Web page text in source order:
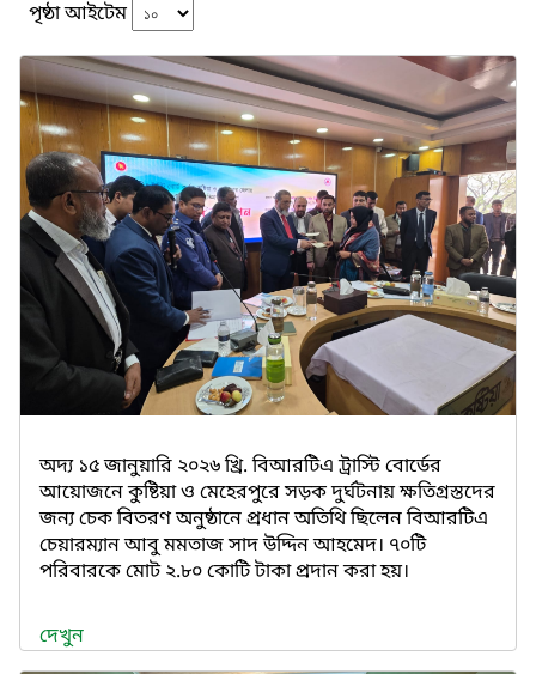
পৃষ্ঠা আইটেম
অদ্য ১৫ জানুয়ারি ২০২৬ খ্রি. বিআরটিএ ট্রাস্টি বোর্ডের
আয়োজনে কুষ্টিয়া ও মেহেরপুরে সড়ক দুর্ঘটনায় ক্ষতিগ্রস্তদের
জন্য চেক বিতরণ অনুষ্ঠানে প্রধান অতিথি ছিলেন বিআরটিএ
চেয়ারম্যান আবু মমতাজ সাদ উদ্দিন আহমেদ। ৭০টি
পরিবারকে মোট ২.৮০ কোটি টাকা প্রদান করা হয়।
দেখুন